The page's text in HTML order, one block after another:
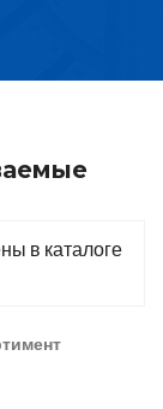
в каталоге